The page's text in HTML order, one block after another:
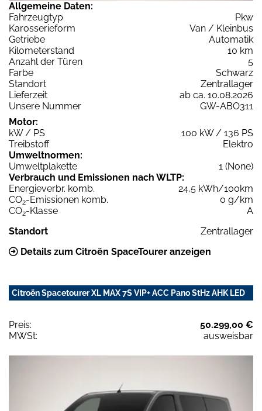
Allgemeine Daten:
Fahrzeugtyp
Pkw
Karosserieform
Van / Kleinbus
Getriebe
Automatik
Kilometerstand
10 km
Anzahl der Türen
5
Farbe
Schwarz
Standort
Zentrallager
Lieferzeit
ab ca. 10.08.2026
Unsere Nummer
GW-ABO311
Motor:
kW / PS
100 kW / 136 PS
Treibstoff
Elektro
Umweltnormen:
Umweltplakette
1 (None)
Verbrauch und Emissionen nach WLTP:
Energieverbr. komb.
24,5 kWh/100km
CO2-Emissionen komb.
0 g/km
CO2-Klasse
A
Standort
Zentrallager
Details zum Citroën SpaceTourer anzeigen
Citroën Spacetourer XL MAX 7S VIP+ ACC Pano StHz AHK LED
Preis:
50.299,00 €
MWSt:
ausweisbar